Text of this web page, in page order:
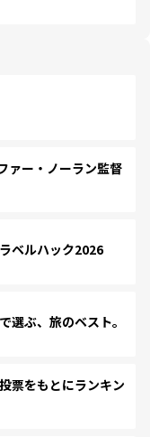
ァー・ノーラン監督
ベルハック2026
ぶ、旅のベスト。
票をもとにランキン